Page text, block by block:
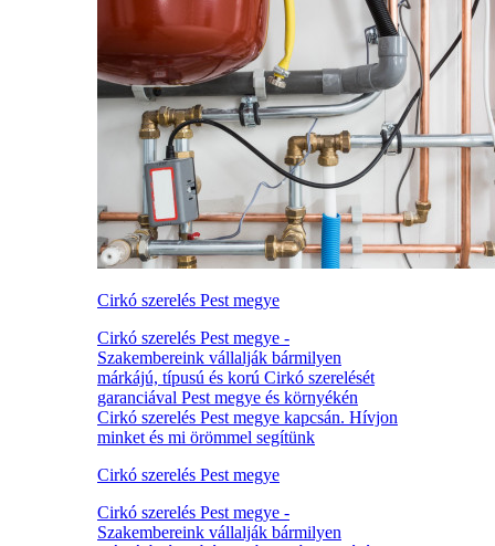
Cirkó szerelés Pest megye
Cirkó szerelés Pest megye -
Szakembereink vállalják bármilyen
márkájú, típusú és korú Cirkó szerelését
garanciával Pest megye és környékén
Cirkó szerelés Pest megye kapcsán. Hívjon
minket és mi örömmel segítünk
Cirkó szerelés Pest megye
Cirkó szerelés Pest megye -
Szakembereink vállalják bármilyen